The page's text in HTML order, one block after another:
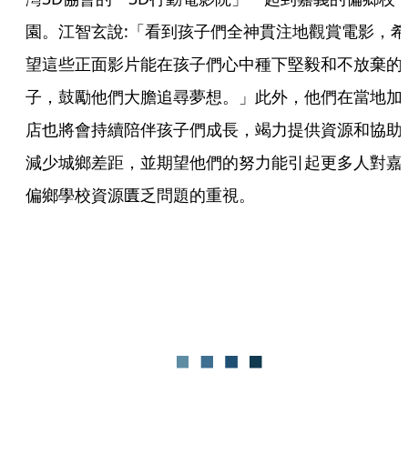
園。江智玄說:「看到孩子們全神貫注地觀賞電影，希
望這些正面影片能在孩子們心中種下堅毅和不放棄的
子，鼓勵他們大膽追尋夢想。」此外，他們在當地加
店也將會持續陪伴孩子們成長，竭力提供資源和協助
減少城鄉差距，並期望他們的努力能引起更多人對嘉
偏鄉學校資源匱乏問題的重視。